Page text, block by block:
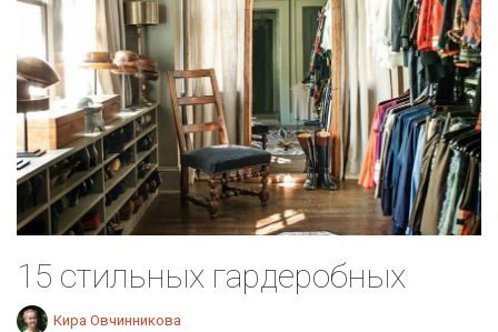
15 стильных гардеробных
Кира Овчинникова